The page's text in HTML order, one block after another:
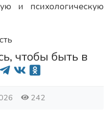
и психологическую
чтобы быть в
242